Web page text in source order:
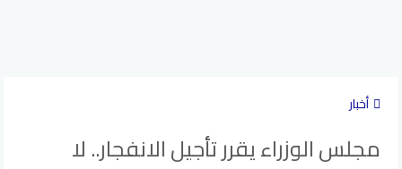
أخبار
مجلس الوزراء يقرر تأجيل الانفجار.. لا